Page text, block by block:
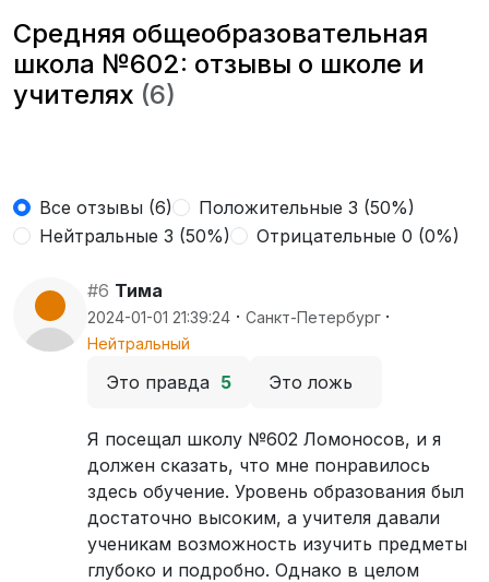
Средняя общеобразовательная
школа №602: отзывы о школе и
учителях (6)
Все отзывы (6)
Положительные 3 (50%)
Нейтральные 3 (50%)
Отрицательные 0 (0%)
#6 Тима
2024-01-01 21:39:24 · Санкт-Петербург ·
Нейтральный
Это правда 5 Это ложь
Я посещал школу №602 Ломоносов, и я
должен сказать, что мне понравилось
здесь обучение. Уровень образования был
достаточно высоким, а учителя давали
ученикам возможность изучить предметы
глубоко и подробно. Однако в целом